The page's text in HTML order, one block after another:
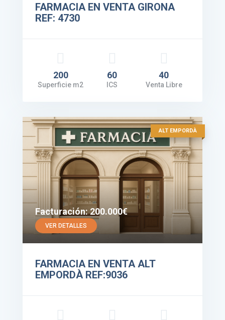
FARMACIA EN VENTA GIRONA
REF: 4730
200
Superficie m2
60
ICS
40
Venta Libre
ALT EMPORDÀ
Facturación: 200.000€
VER DETALLES
FARMACIA EN VENTA ALT
EMPORDÀ REF:9036